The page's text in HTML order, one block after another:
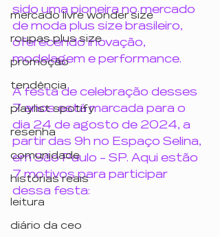
mercado livre wonder size
roupas plus size
promoção
tendência
playlist spotify
resenha
comunidade
histórias reais
leitura
diário da ceo
sido uma pioneira no mercado
de moda plus size brasileiro,
oferecendo inovação,
modelagem e performance.
A festa de celebração desses
7 anos está marcada para o
dia 24 de agosto de 2024, a
partir das 9h no Espaço Selina,
em São Paulo - SP. Aqui estão
7 motivos para participar
dessa festa: